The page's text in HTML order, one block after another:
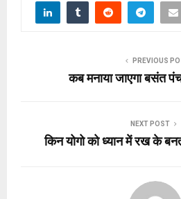
PREVIOUS
कब मनाया जाएगा बसंत
NEXT POST
किन योगो को ध्यान में रख के